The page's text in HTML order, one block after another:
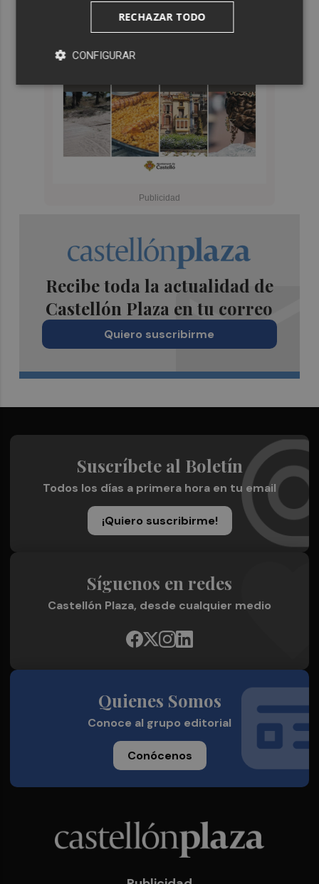
Recibe toda la actualidad de
Castellón Plaza en tu correo
Quiero suscribirme
Suscríbete al Boletín
Todos los días a primera hora en tu email
¡Quiero suscribirme!
Síguenos en redes
Castellón Plaza, desde cualquier medio
Quienes Somos
Conoce al grupo editorial
Conócenos
RECHAZAR TODO
CONFIGURAR